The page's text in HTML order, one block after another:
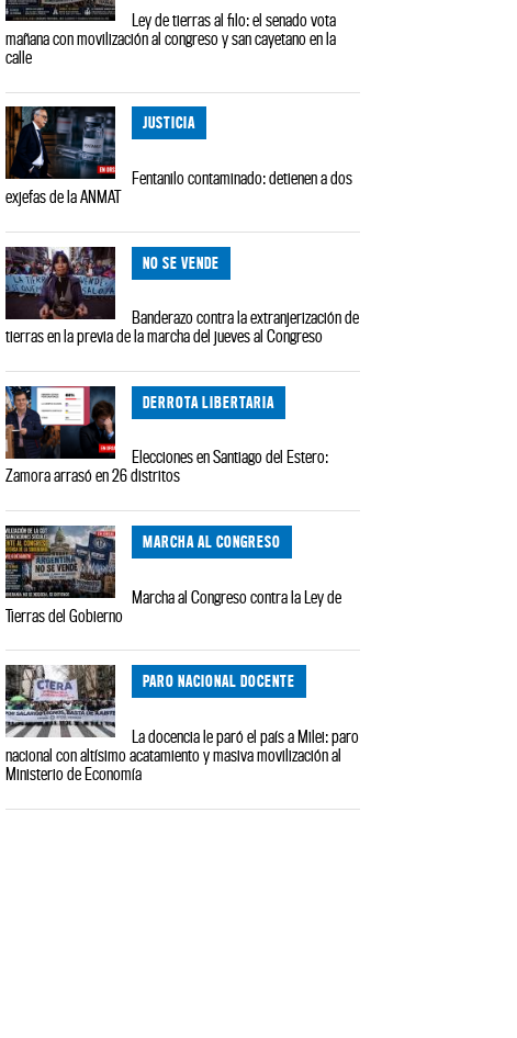
Ley de tierras al filo: el senado vota
mañana con movilización al congreso y san cayetano en la
calle
JUSTICIA
Fentanilo contaminado: detienen a dos
exjefas de la ANMAT
NO SE VENDE
Banderazo contra la extranjerización de
tierras en la previa de la marcha del jueves al Congreso
DERROTA LIBERTARIA
Elecciones en Santiago del Estero:
Zamora arrasó en 26 distritos
MARCHA AL CONGRESO
Marcha al Congreso contra la Ley de
Tierras del Gobierno
PARO NACIONAL DOCENTE
La docencia le paró el país a Milei: paro
nacional con altísimo acatamiento y masiva movilización al
Ministerio de Economía